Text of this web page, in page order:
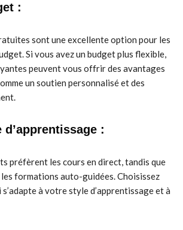
:
sont une excellente option pour les
Si vous avez un budget plus flexible,
peuvent vous offrir des avantages
un soutien personnalisé et des
:
préfèrent les cours en direct, tandis que
formations auto-guidées. Choisissez
à votre style d’apprentissage et à